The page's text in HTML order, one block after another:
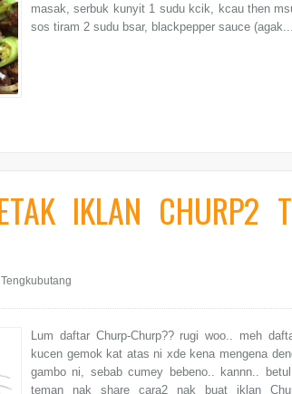
masak, serbuk kunyit 1 sudu kcik, kcau then
sos tiram 2 sudu bsar, blackpepper sauce (agak...
IKLAN CHURP2
Tengkubutang
Lum daftar Churp-Churp?? rugi woo.. meh
kucen gemok kat atas ni xde kena mengena
gambo ni, sebab cumey bebeno.. kannn..
teman nak share cara2 nak buat iklan